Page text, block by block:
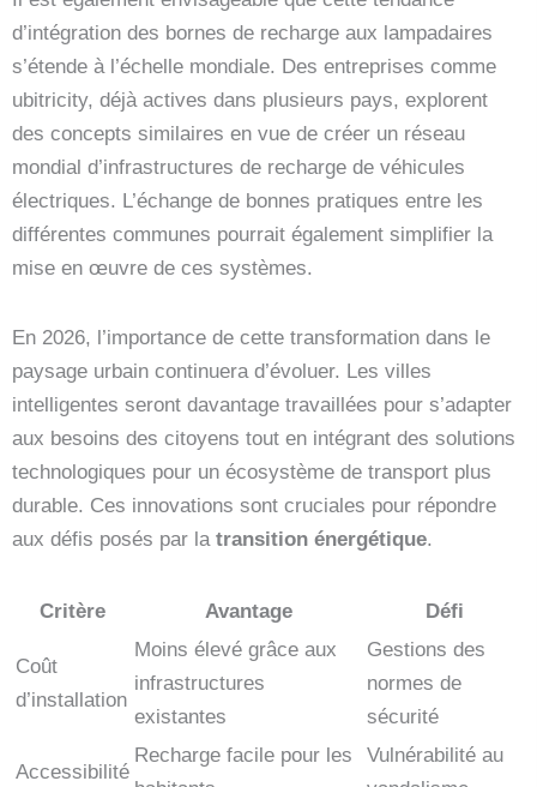
d’intégration des bornes de recharge aux lampadaires
s’étende à l’échelle mondiale. Des entreprises comme
ubitricity, déjà actives dans plusieurs pays, explorent
des concepts similaires en vue de créer un réseau
mondial d’infrastructures de recharge de véhicules
électriques. L’échange de bonnes pratiques entre les
différentes communes pourrait également simplifier la
mise en œuvre de ces systèmes.
En 2026, l’importance de cette transformation dans le
paysage urbain continuera d’évoluer. Les villes
intelligentes seront davantage travaillées pour s’adapter
aux besoins des citoyens tout en intégrant des solutions
technologiques pour un écosystème de transport plus
durable. Ces innovations sont cruciales pour répondre
aux défis posés par la transition énergétique.
Critère Avantage Défi
Coût
d’installation
Moins élevé grâce aux
infrastructures
existantes
Gestions des
normes de
sécurité
Accessibilité
Recharge facile pour les
Vulnérabilité au